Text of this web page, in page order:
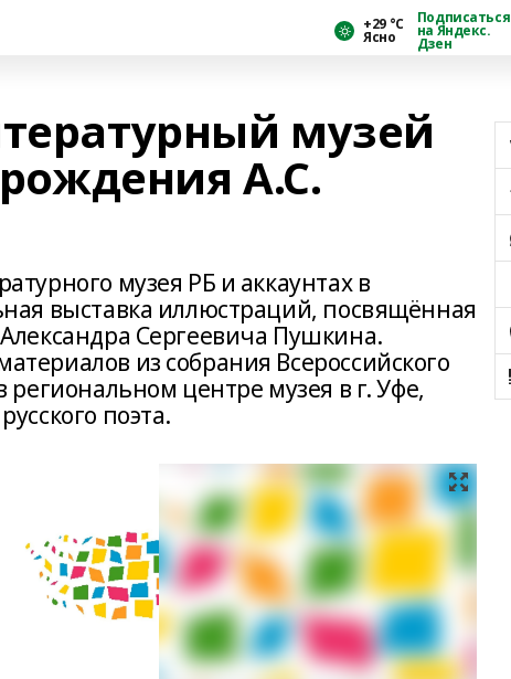
+29 °С
Ясно
Подписаться
на Яндекс.
Дзен
музей
А.С.
музея РБ и аккаунтах в
выставка иллюстраций, посвящённая
Сергеевича Пушкина.
из собрания Всероссийского
центре музея в г. Уфе,
поэта.